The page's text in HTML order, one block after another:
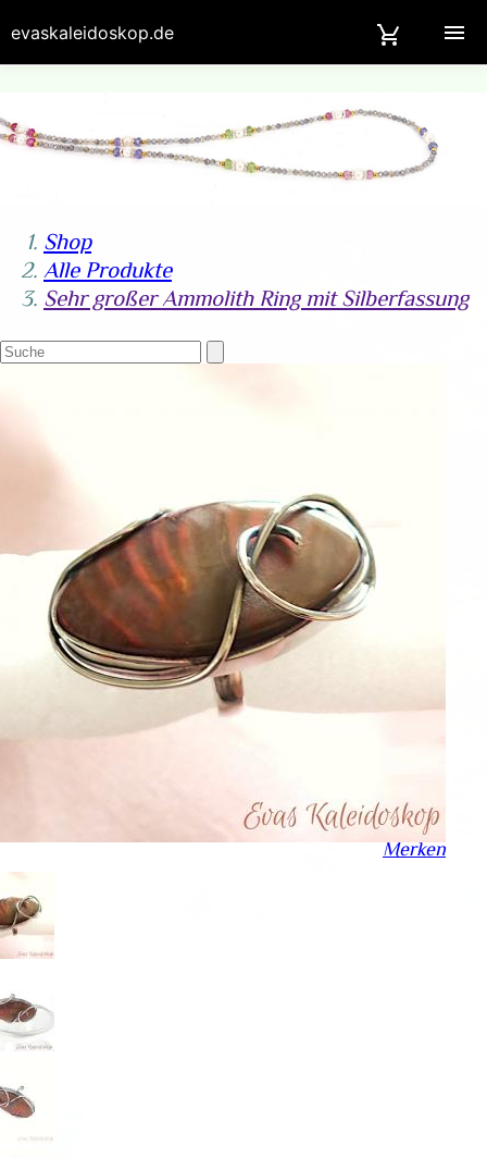
Shop
Alle Produkte
Sehr großer Ammolith Ring mit Silberfassung
Merken
evaskaleidoskop.de